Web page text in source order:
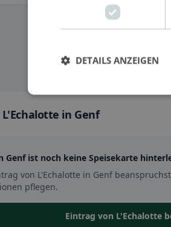
in Genf
Genf ist noch keine Speisekarte
von L'Echalotte in Genf
pflegen.
Eintrag von L'Echalotte
DETAILS ANZEIGEN